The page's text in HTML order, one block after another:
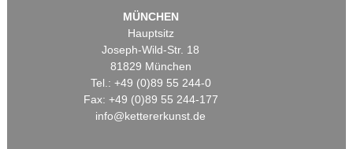
MÜNCHEN
Hauptsitz
Joseph-Wild-Str. 18
81829 München
Tel.: +49 (0)89 55 244-0
Fax: +49 (0)89 55 244-177
info@kettererkunst.de